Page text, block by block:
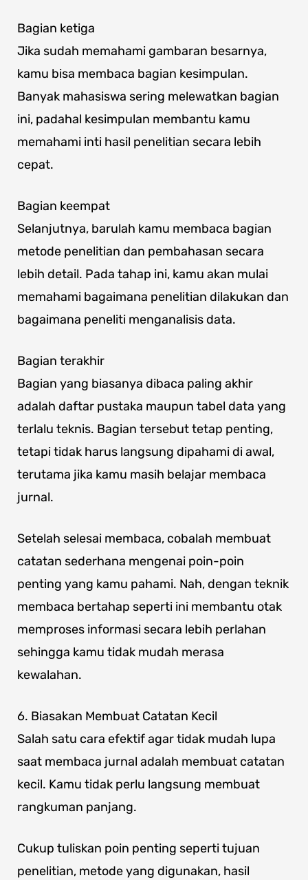
Bagian ketiga
Jika sudah memahami gambaran besarnya,
kamu bisa membaca bagian kesimpulan.
Banyak mahasiswa sering melewatkan bagian
ini, padahal kesimpulan membantu kamu
memahami inti hasil penelitian secara lebih
cepat.
Bagian keempat
Selanjutnya, barulah kamu membaca bagian
metode penelitian dan pembahasan secara
lebih detail. Pada tahap ini, kamu akan mulai
memahami bagaimana penelitian dilakukan dan
bagaimana peneliti menganalisis data.
Bagian terakhir
Bagian yang biasanya dibaca paling akhir
adalah daftar pustaka maupun tabel data yang
terlalu teknis. Bagian tersebut tetap penting,
tetapi tidak harus langsung dipahami di awal,
terutama jika kamu masih belajar membaca
jurnal.
Setelah selesai membaca, cobalah membuat
catatan sederhana mengenai poin-poin
penting yang kamu pahami. Nah, dengan teknik
membaca bertahap seperti ini membantu otak
memproses informasi secara lebih perlahan
sehingga kamu tidak mudah merasa
kewalahan.
6. Biasakan Membuat Catatan Kecil
Salah satu cara efektif agar tidak mudah lupa
saat membaca jurnal adalah membuat catatan
kecil. Kamu tidak perlu langsung membuat
rangkuman panjang.
Cukup tuliskan poin penting seperti tujuan
penelitian, metode yang digunakan, hasil